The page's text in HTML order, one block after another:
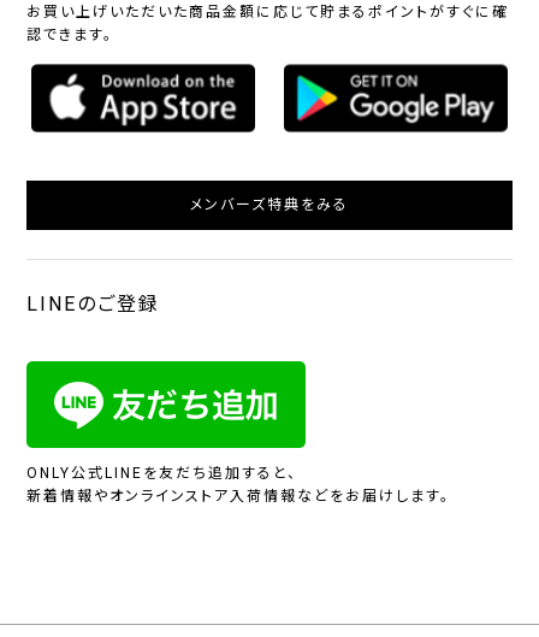
お買い上げいただいた商品金額に応じて貯まるポイントがすぐに確
認できます。
メンバーズ特典をみる
LINEのご登録
ONLY公式LINEを友だち追加すると、
新着情報やオンラインストア入荷情報などをお届けします。